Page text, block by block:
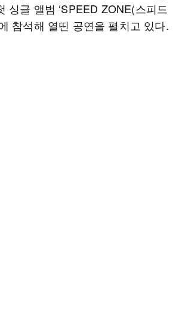
싱글 앨범 ‘SPEED ZONE(스피드
참석해 열띤 공연을 펼치고 있다.